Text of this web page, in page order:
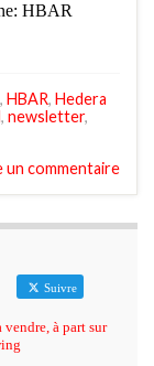
HBAR
, HBAR, Hedera
, newsletter,
un commentaire
Suivre
à part sur